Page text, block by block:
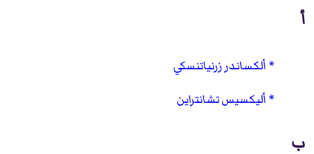
أ
ألكساندر زرنياتنسكي
أليكسيس تشانتراين
ب